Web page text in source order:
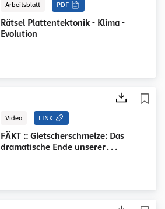
Arbeitsblatt PDF
Rätsel Plattentektonik - Klima -
Evolution
Video LINK
FÄKT :: Gletscherschmelze: Das
dramatische Ende unserer